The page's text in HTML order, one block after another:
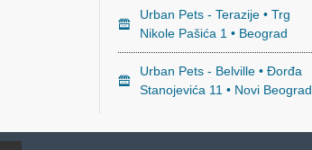
Urban Pets - Terazije • Trg
Nikole Pašića 1 • Beograd
Urban Pets - Belville • Đorđa
Stanojevića 11 • Novi Beograd